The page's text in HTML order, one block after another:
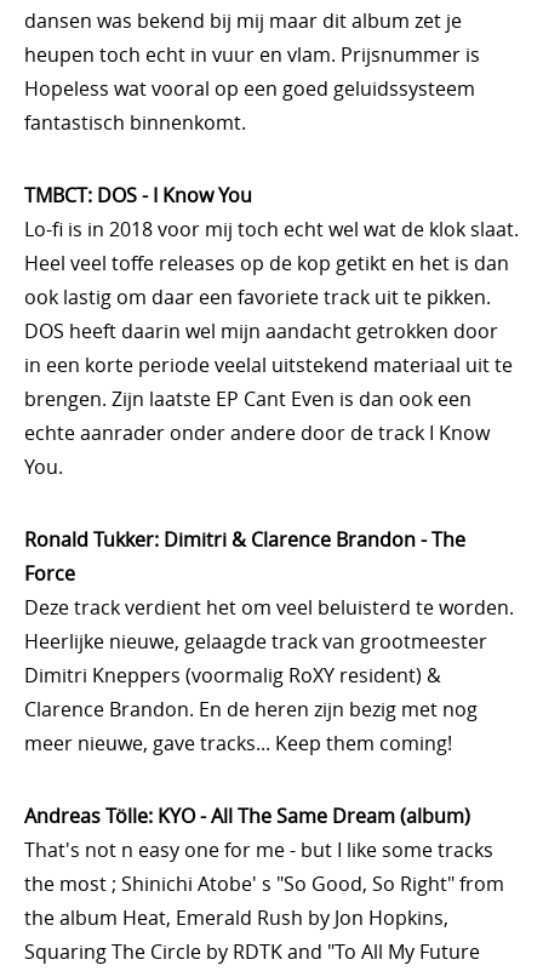
dansen was bekend bij mij maar dit album zet je
heupen toch echt in vuur en vlam. Prijsnummer is
Hopeless wat vooral op een goed geluidssysteem
fantastisch binnenkomt.
TMBCT: DOS - I Know You
Lo-fi is in 2018 voor mij toch echt wel wat de klok slaat.
Heel veel toffe releases op de kop getikt en het is dan
ook lastig om daar een favoriete track uit te pikken.
DOS heeft daarin wel mijn aandacht getrokken door
in een korte periode veelal uitstekend materiaal uit te
brengen. Zijn laatste EP Cant Even is dan ook een
echte aanrader onder andere door de track I Know
You.
Ronald Tukker: Dimitri & Clarence Brandon - The
Force
Deze track verdient het om veel beluisterd te worden.
Heerlijke nieuwe, gelaagde track van grootmeester
Dimitri Kneppers (voormalig RoXY resident) &
Clarence Brandon. En de heren zijn bezig met nog
meer nieuwe, gave tracks... Keep them coming!
Andreas Tölle: KYO - All The Same Dream (album)
That's not n easy one for me - but I like some tracks
the most ; Shinichi Atobe' s "So Good, So Right" from
the album Heat, Emerald Rush by Jon Hopkins,
Squaring The Circle by RDTK and "To All My Future